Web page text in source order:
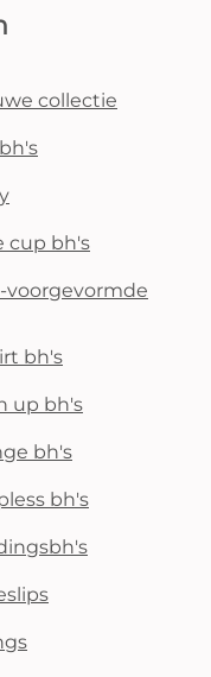
collectie
cup bh's
voorgevormde
bh's
up bh's
bh's
bh's